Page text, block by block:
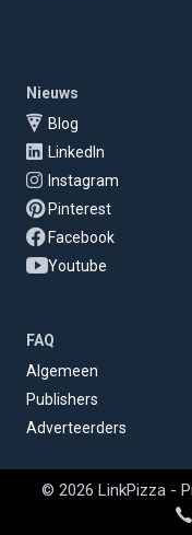
Nieuws
Blog
LinkedIn
Instagram
Pinterest
Facebook
Youtube
FAQ
Algemeen
Publishers
Adverteerders
© 2026 LinkPizza -